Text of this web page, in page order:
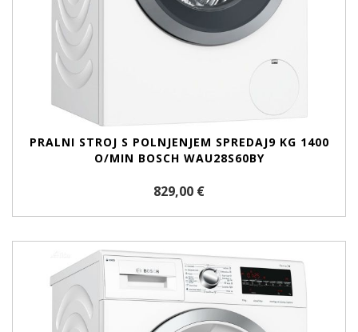
PRALNI STROJ S POLNJENJEM SPREDAJ9 KG 1400
O/MIN BOSCH WAU28S60BY
829,00 €